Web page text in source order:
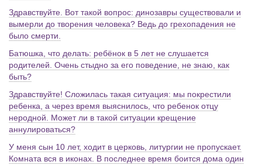
Здравствуйте. Вот такой вопрос: динозавры существовали и
вымерли до творения человека? Ведь до грехопадения не
было смерти.
Батюшка, что делать: ребёнок в 5 лет не слушается
родителей. Очень стыдно за его поведение, не знаю, как
быть?
Здравствуйте! Сложилась такая ситуация: мы покрестили
ребенка, а через время выяснилось, что ребенок отцу
неродной. Может ли в такой ситуации крещение
аннулироваться?
У меня сын 10 лет, ходит в церковь, литургии не пропускает.
Комната вся в иконах. В последнее время боится дома один